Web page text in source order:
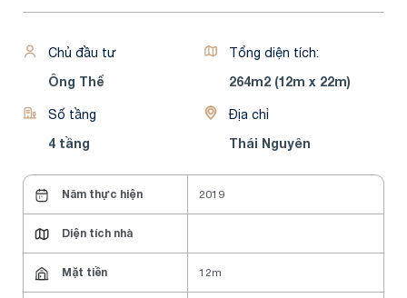
Chủ đầu tư
Ông Thể
Tổng diện tích:
264m2 (12m x 22m)
Số tầng
4 tầng
Địa chỉ
Thái Nguyên
Năm thực hiện 2019
Diện tích nhà
Mặt tiền 12m